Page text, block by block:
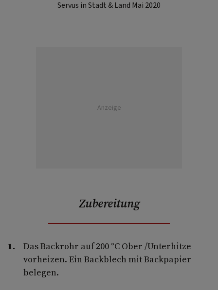
Servus in Stadt & Land Mai 2020
Anzeige
Zubereitung
Das Backrohr auf 200 °C Ober-/Unterhitze
vorheizen. Ein Backblech mit Backpapier
belegen.